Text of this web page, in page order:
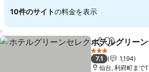
10件のサイトの料金を表示
シェアお気に入り
ホテルグリー
3 ホテルのランク
7.1
1,194
仙台, 利府町まで